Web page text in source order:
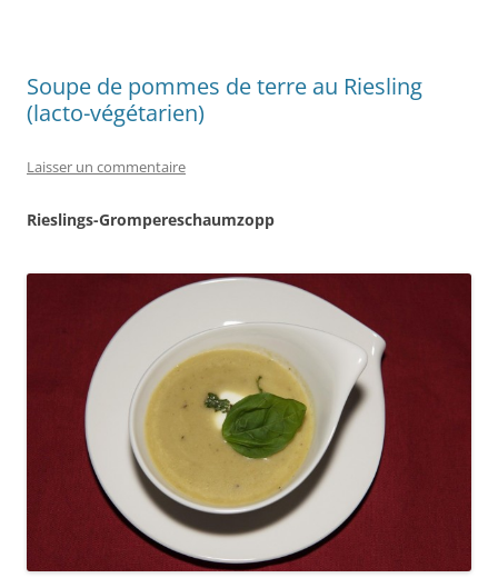
Soupe de pommes de terre au Riesling
(lacto-végétarien)
Laisser un commentaire
Rieslings-Grompereschaumzopp